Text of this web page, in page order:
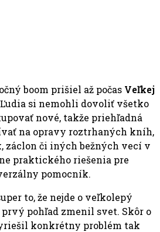
boom prišiel až počas Veľkej
si nemohli dovoliť všetko
nové, takže priehľadná
na opravy roztrhaných kníh,
záclon či iných bežných vecí v
praktického riešenia pre
pomocník.
to, že nejde o veľkolepý
pohľad zmenil svet. Skôr o
konkrétny problém tak